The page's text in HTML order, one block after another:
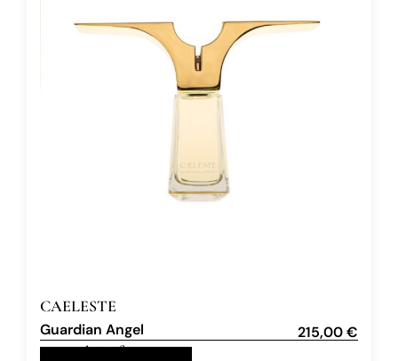
CAELESTE
Guardian Angel 215,00€
Extrait de Parfum